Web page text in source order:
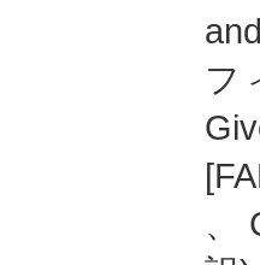
フ
、